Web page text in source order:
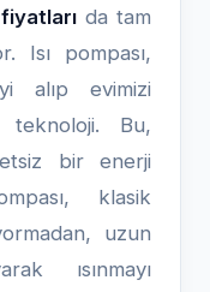
da tam
Isı pompası,
alıp evimizi
teknoloji. Bu,
bir enerji
klasik
uzun
ısınmayı